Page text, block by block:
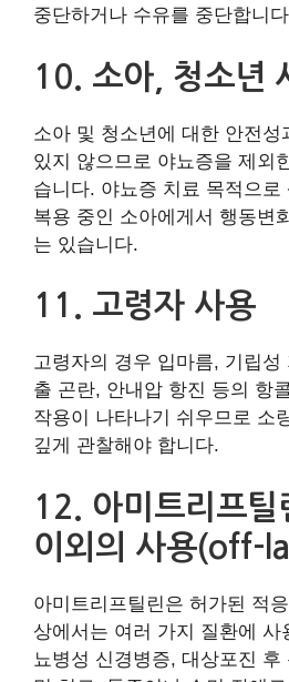
중단하거나 수유를 중단합니
10. 소아, 청소년
소아 및 청소년에 대한 안전성
있지 않으므로 야뇨증을 제외
습니다. 야뇨증 치료 목적으로
복용 중인 소아에게서 행동변
는 있습니다.
11. 고령자 사용
고령자의 경우 입마름, 기립성
출 곤란, 안내압 항진 등의 항
작용이 나타나기 쉬우므로 소
깊게 관찰해야 합니다.
12. 아미트리프틸
이외의 사용(off-
아미트리프틸린은 허가된 적
상에서는 여러 가지 질환에
뇨병성 신경병증, 대상포진